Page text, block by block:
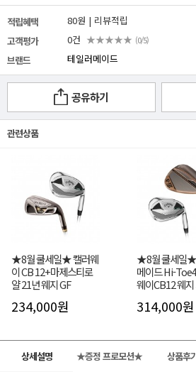
적립혜택
80원 | 리뷰적립
고객평가
0건 ★★★★★ (0/5)
브랜드 테일러메이드
공유하기
관련상품
★8월 쿨세일★ 캘러웨
이 CB 12+마제스티로
얄 21년 웨지 GF
234,000원
★8월 쿨세일★
메이드 Hi-
웨이CB12 웨지
314,000원
상세설명 ★증정 프로모션★ 상품후